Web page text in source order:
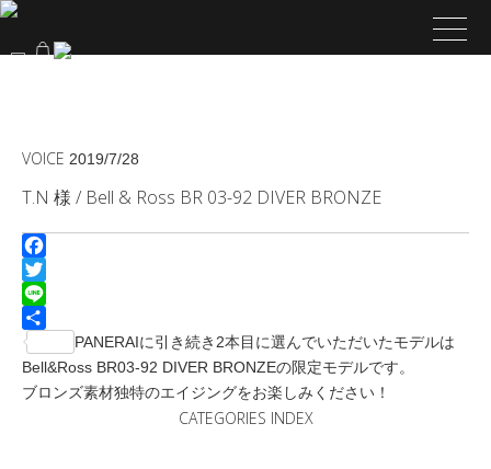
VOICE 2019/7/28
T.N 様 / Bell & Ross BR 03-92 DIVER BRONZE
Facebook
Twitter
Line
共
有
PANERAIに引き続き2本目に選んでいただいたモデルは
Bell&Ross BR03-92 DIVER BRONZEの限定モデルです。
ブロンズ素材独特のエイジングをお楽しみください！
CATEGORIES INDEX